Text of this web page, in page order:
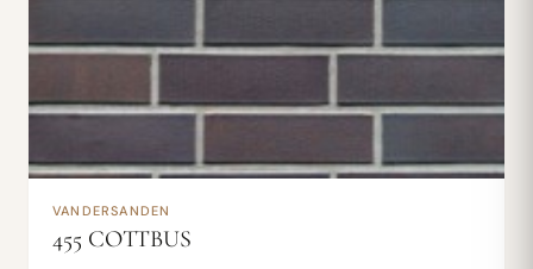
VANDERSANDEN
455 COTTBUS